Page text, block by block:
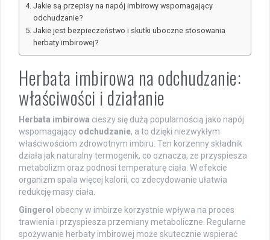
Jakie są przepisy na napój imbirowy wspomagający
odchudzanie?
Jakie jest bezpieczeństwo i skutki uboczne stosowania
herbaty imbirowej?
Herbata imbirowa na odchudzanie:
właściwości i działanie
Herbata imbirowa cieszy się dużą popularnością jako napój
wspomagający odchudzanie, a to dzięki niezwykłym
właściwościom zdrowotnym imbiru. Ten korzenny składnik
działa jak naturalny termogenik, co oznacza, że przyspiesza
metabolizm oraz podnosi temperaturę ciała. W efekcie
organizm spala więcej kalorii, co zdecydowanie ułatwia
redukcję masy ciała.
Gingerol obecny w imbirze korzystnie wpływa na proces
trawienia i przyspiesza przemiany metaboliczne. Regularne
spożywanie herbaty imbirowej może skutecznie wspierać